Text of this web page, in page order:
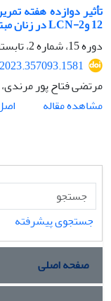
12 وLCN-2 در زنان مبتلا به دیابت نوع 2
دوره 15، شماره 2، تابستان 1402، صفحه
مرتضی فتاح پور مرندی،
مشاهده مقاله
جستجوی پیشرفته
صفحه اصلی